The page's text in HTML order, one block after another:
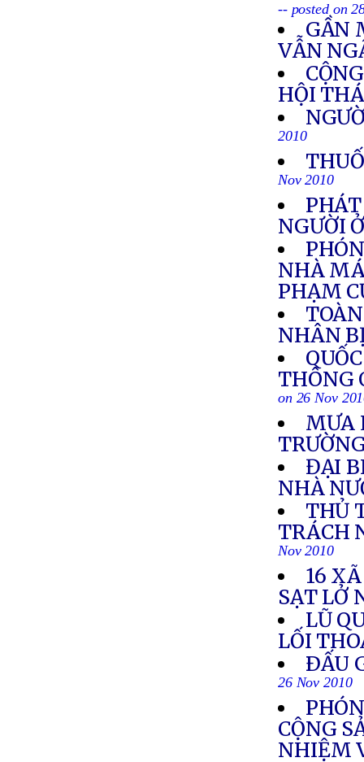
-- posted on
GẦN
VẪN
HỘI
2010
Nov 2010
NGƯỜI
NHÀ
PHẠM
NHÂN
THÔNG
on 26 Nov
MƯA
ĐẠI
NHÀ
THỦ
TRÁCH
Nov 2010
16
SẠT LỞ
LŨ
LỐI
ÐẤU
26 Nov 2010
CỘNG
NHIỆM